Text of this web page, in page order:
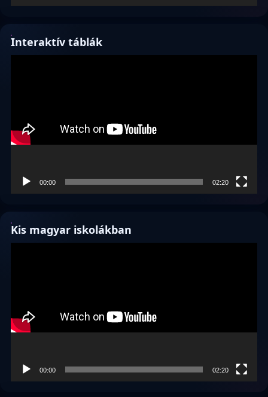
Interaktív táblák
00:00 02:20
Kis magyar iskolákban
00:00 02:20